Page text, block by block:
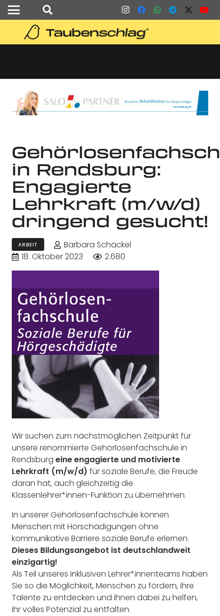
in Rendsburg:
Engagierte
Lehrkraft (m/w/d)
dringend gesucht!
ARBEIT
Barbara Schäckel
18. Oktober 2023
2.680
Wir suchen zum nächstmöglichen Zeitpunkt für
unsere renommierte Gehörlosenfachschule in
Rendsburg eine engagierte und motivierte
Lehrkraft (m/w/d) für soziale Berufe, die Freude
daran hat, auch gleichzeitig die
Klassenlehrer*innen-Funktion zu übernehmen.
In unserer Gehörlosenfachschule können
Menschen mit Hörschädigungen ohne
kommunikative Barriere soziale Berufe erlernen.
Dieses Bildungsangebot ist deutschlandweit
einzigartig!
Als Teil unseres inklusiven Lehrer*innenteams haben
Sie so die Möglichkeit, Menschen zu fördern, ihre
Talente zu entdecken und ihnen dabei zu helfen,
ihr volles Potenzial zu entfalten.